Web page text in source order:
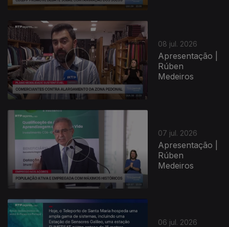
08 jul. 2026
Apresentação |
Rúben
Medeiros
07 jul. 2026
Apresentação |
Rúben
Medeiros
06 jul. 2026